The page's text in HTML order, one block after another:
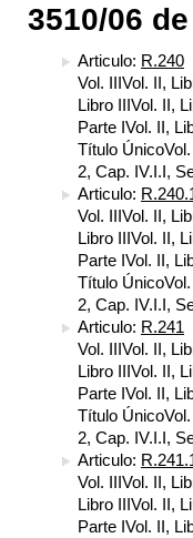
3510/06
Articulo: R.240
Vol. IIIVol. II,
Libro IIIVol. II,
Parte IVol. II,
Título
2, Cap. IV.I.I,
Articulo:
Vol. IIIVol. II,
Libro IIIVol. II,
Parte IVol. II,
Título
2, Cap. IV.I.I,
Articulo: R.241
Vol. IIIVol. II,
Libro IIIVol. II,
Parte IVol. II,
Título
2, Cap. IV.I.I,
Articulo:
Vol. IIIVol. II,
Libro IIIVol. II,
Parte IVol. II,